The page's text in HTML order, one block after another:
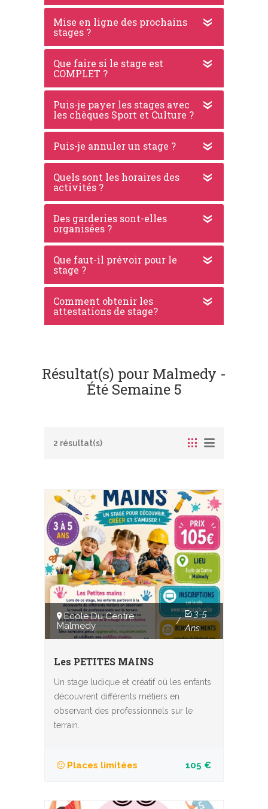
Mise en ligne des prochains
stages ?
Que faire si le stage est
COMPLET ?
Puis-je payer les stages avec
les chèques Sport et Culture ?
Puis-je annuler un stage ?
Quels sont les horaires des
activités ?
Des garderies sont-elles
organisées ?
Que faut-il prévoir pour le
stage ?
Comment obtenir les
attestations de stage?
Résultat(s) pour Malmedy -
Été Semaine 5
2 résultat(s)
Ecole Du Centre
Malmedy
/
3-5
Ans
Les PETITES MAINS
Un stage ludique et créatif où les enfants
découvrent différents métiers en
observant des professionnels sur le
terrain.
Places limitées 105 €